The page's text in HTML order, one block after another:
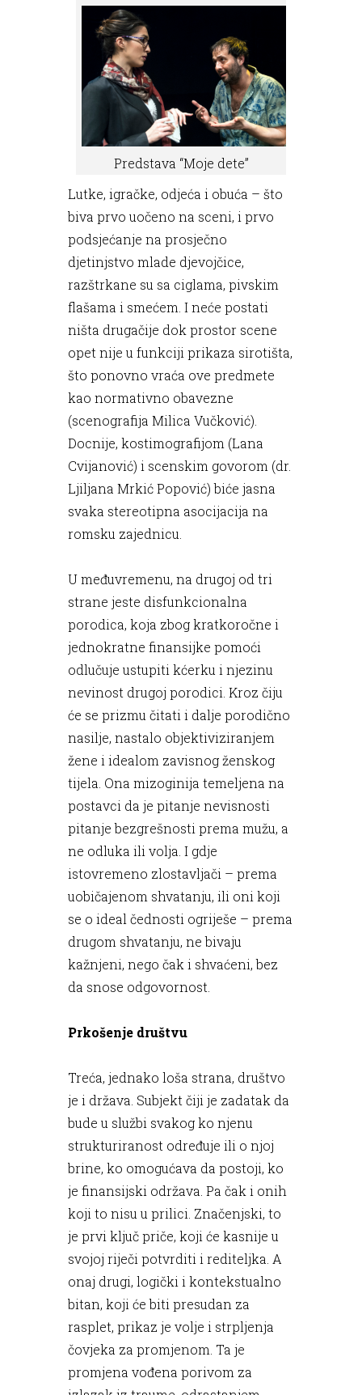
Predstava “Moje dete”
Lutke, igračke, odjeća i obuća – što
biva prvo uočeno na sceni, i prvo
podsjećanje na prosječno
djetinjstvo mlade djevojčice,
razštrkane su sa ciglama, pivskim
flašama i smećem. I neće postati
ništa drugačije dok prostor scene
opet nije u funkciji prikaza sirotišta,
što ponovno vraća ove predmete
kao normativno obavezne
(scenografija Milica Vučković).
Docnije, kostimografijom (Lana
Cvijanović) i scenskim govorom (dr.
Ljiljana Mrkić Popović) biće jasna
svaka stereotipna asocijacija na
romsku zajednicu.
U međuvremenu, na drugoj od tri
strane jeste disfunkcionalna
porodica, koja zbog kratkoročne i
jednokratne finansijke pomoći
odlučuje ustupiti kćerku i njezinu
nevinost drugoj porodici. Kroz čiju
će se prizmu čitati i dalje porodično
nasilje, nastalo objektiviziranjem
žene i idealom zavisnog ženskog
tijela. Ona mizoginija temeljena na
postavci da je pitanje nevisnosti
pitanje bezgrešnosti prema mužu, a
ne odluka ili volja. I gdje
istovremeno zlostavljači – prema
uobičajenom shvatanju, ili oni koji
se o ideal čednosti ogriješe – prema
drugom shvatanju, ne bivaju
kažnjeni, nego čak i shvaćeni, bez
da snose odgovornost.
Prkošenje društvu
Treća, jednako loša strana, društvo
je i država. Subjekt čiji je zadatak da
bude u službi svakog ko njenu
strukturiranost određuje ili o njoj
brine, ko omogućava da postoji, ko
je finansijski održava. Pa čak i onih
koji to nisu u prilici. Značenjski, to
je prvi ključ priče, koji će kasnije u
svojoj riječi potvrditi i rediteljka. A
onaj drugi, logički i kontekstualno
bitan, koji će biti presudan za
rasplet, prikaz je volje i strpljenja
čovjeka za promjenom. Ta je
promjena vođena porivom za